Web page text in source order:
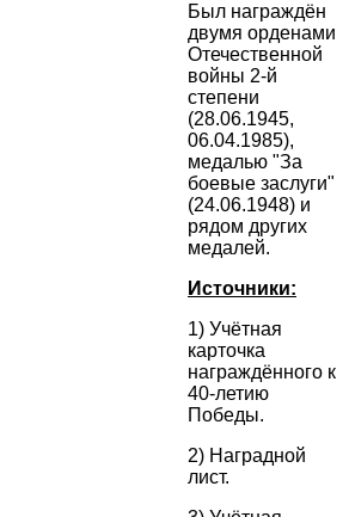
Был награждён
двумя орденами
Отечественной
войны 2-й
степени
(28.06.1945,
06.04.1985),
медалью "За
боевые заслуги"
(24.06.1948) и
рядом других
медалей.
Источники:
1) Учётная
карточка
награждённого к
40-летию
Победы.
2) Наградной
лист.